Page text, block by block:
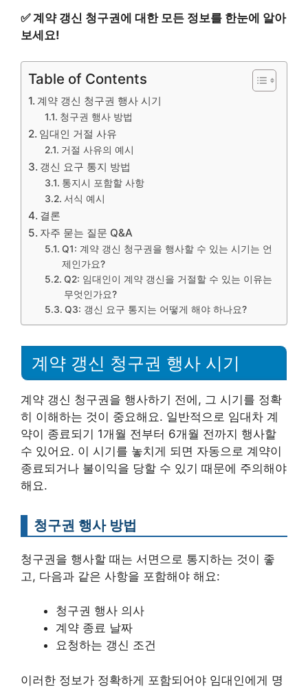
✅계약 갱신 청구권에 대한 모든 정보를 한눈에 알아
보세요!
Table of Contents
계약 갱신 청구권 행사 시기
청구권 행사 방법
임대인 거절 사유
거절 사유의 예시
갱신 요구 통지 방법
통지시 포함할 사항
서식 예시
결론
자주 묻는 질문 Q&A
Q1: 계약 갱신 청구권을 행사할 수 있는 시기는 언
제인가요?
Q2: 임대인이 계약 갱신을 거절할 수 있는 이유는
무엇인가요?
Q3: 갱신 요구 통지는 어떻게 해야 하나요?
계약 갱신 청구권 행사 시기
계약 갱신 청구권을 행사하기 전에, 그 시기를 정확
히 이해하는 것이 중요해요. 일반적으로 임대차 계
약이 종료되기 1개월 전부터 6개월 전까지 행사할
수 있어요. 이 시기를 놓치게 되면 자동으로 계약이
종료되거나 불이익을 당할 수 있기 때문에 주의해야
해요.
청구권 행사 방법
청구권을 행사할 때는 서면으로 통지하는 것이 좋
고, 다음과 같은 사항을 포함해야 해요:
청구권 행사 의사
계약 종료 날짜
요청하는 갱신 조건
이러한 정보가 정확하게 포함되어야 임대인에게 명